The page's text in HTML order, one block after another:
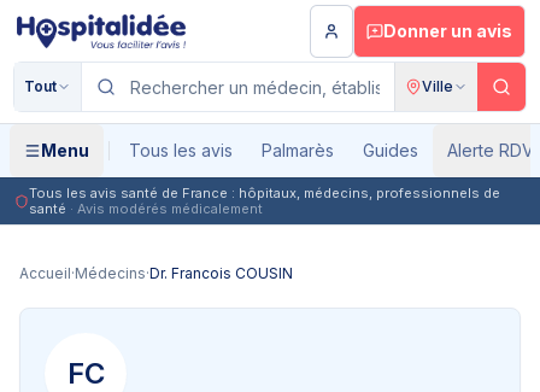
Aller au contenu principal
Donner un avis
Tout Ville
Menu Tous les avis Palmarès Guides Alerte RDV
Tous les avis santé de France : hôpitaux, médecins, professionnels de
santé · Avis modérés médicalement
Accueil·Médecins·Dr. Francois COUSIN
FC